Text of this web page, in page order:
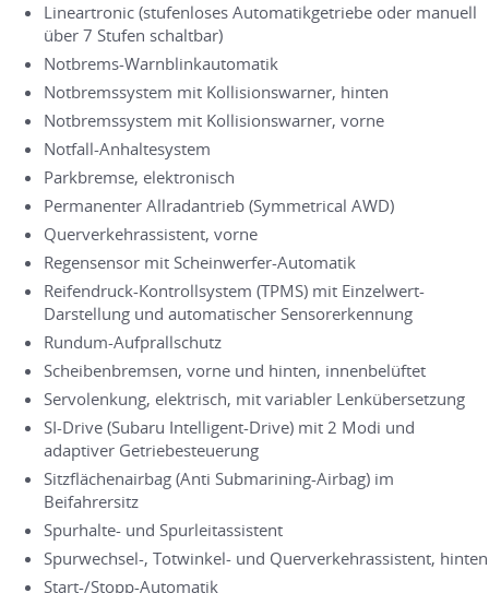
Lineartronic (stufenloses Automatikgetriebe oder manuell
über 7 Stufen schaltbar)
Notbrems-Warnblinkautomatik
Notbremssystem mit Kollisionswarner, hinten
Notbremssystem mit Kollisionswarner, vorne
Notfall-Anhaltesystem
Parkbremse, elektronisch
Permanenter Allradantrieb (Symmetrical AWD)
Querverkehrassistent, vorne
Regensensor mit Scheinwerfer-Automatik
Reifendruck-Kontrollsystem (TPMS) mit Einzelwert-
Darstellung und automatischer Sensorerkennung
Rundum-Aufprallschutz
Scheibenbremsen, vorne und hinten, innenbelüftet
Servolenkung, elektrisch, mit variabler Lenkübersetzung
SI-Drive (Subaru Intelligent-Drive) mit 2 Modi und
adaptiver Getriebesteuerung
Sitzflächenairbag (Anti Submarining-Airbag) im
Beifahrersitz
Spurhalte- und Spurleitassistent
Spurwechsel-, Totwinkel- und Querverkehrassistent, hinten
Start-/Stopp-Automatik